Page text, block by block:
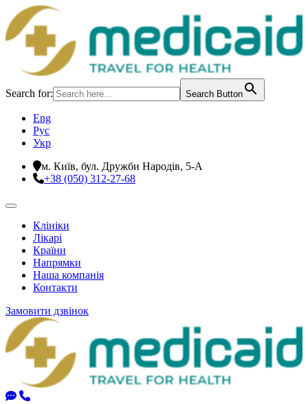
Search for: Search Button
Eng
Рус
Укр
м. Київ, бул. Дружби Народів, 5-А
+38 (050) 312-27-68
Клініки
Лікарі
Країни
Напрямки
Наша компанія
Контакти
Замовити дзвінок